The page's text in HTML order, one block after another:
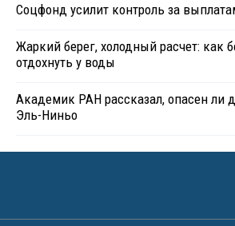
Соцфонд усилит контроль за
Жаркий берег, холодный расчет: как
отдохнуть у воды
Академик РАН рассказал, опасен ли
Эль-Ниньо